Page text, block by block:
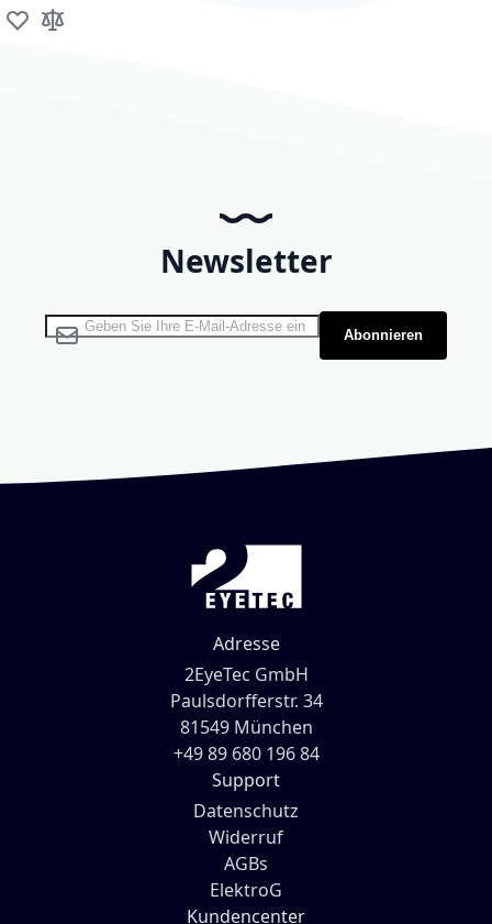
Zur Wunschliste hinzufügen
Zur Vergleichsliste hinzufügen
Newsletter
Melden Sie sich für unseren Newsletter an:
Abonnieren
Adresse
2EyeTec GmbH
Paulsdorfferstr. 34
81549 München
+49 89 680 196 84
Support
Datenschutz
Widerruf
AGBs
ElektroG
Kundencenter